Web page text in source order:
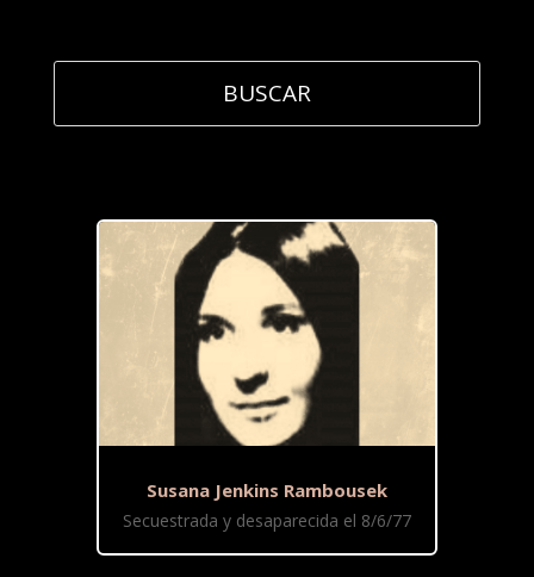
Susana Jenkins Rambousek
Secuestrada y desaparecida el 8/6/77